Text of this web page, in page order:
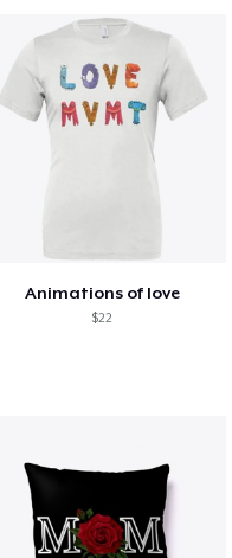
Animations of love
$22